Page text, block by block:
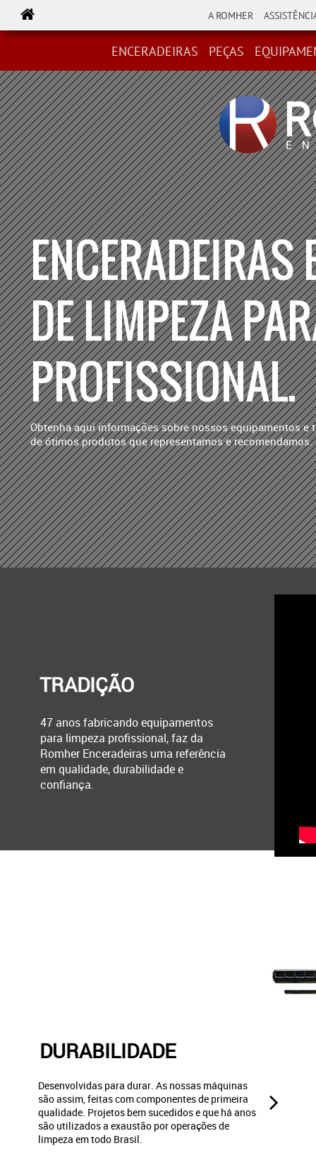
ENCERADEIRAS
DE LIMPEZA
PROFISSIONAL.
Obtenha aqui informações sobre nossos equipamentos e
de ótimos produtos que representamos e recomendamos.
TRADIÇÃO
47 anos fabricando equipamentos
para limpeza profissional, faz da
Romher Enceradeiras uma referência
em qualidade, durabilidade e
confiança.
DURABILIDADE
Desenvolvidas para durar. As nossas máquinas
são assim, feitas com componentes de primeira
qualidade. Projetos bem sucedidos e que há anos
são utilizados a exaustão por operações de
limpeza em todo Brasil.
ENCERADEIRAS PEÇAS
A ROMHER